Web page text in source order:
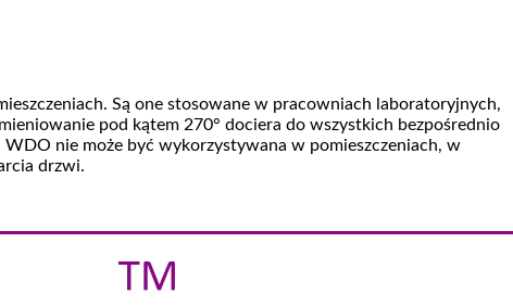
Są one stosowane w pracowniach laboratoryjnych,
pod kątem 270° dociera do wszystkich bezpośrednio
nie może być wykorzystywana w pomieszczeniach, w
drzwi.